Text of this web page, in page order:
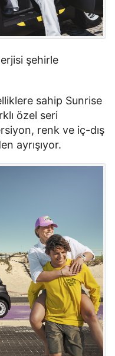
şehirle
sahip Sunrise
özel seri
renk ve iç-dış
ayrışıyor.